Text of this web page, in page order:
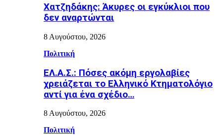
Χατζηδάκης: Άκυρες οι εγκύκλιοι που
δεν αναρτώνται
8 Αυγούστου, 2026
Πολιτική
ΕΛ.Α.Σ.: Πόσες ακόμη εργολαβίες
χρειάζεται το Ελληνικό Κτηματολόγιο
αντί για ένα σχέδιο…
8 Αυγούστου, 2026
Πολιτική